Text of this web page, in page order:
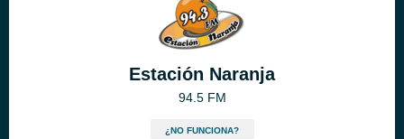
Estación Naranja
94.5 FM
¿NO FUNCIONA?